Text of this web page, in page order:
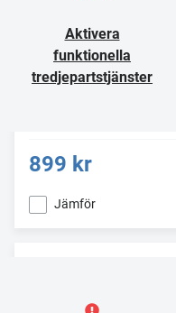
Aktivera
funktionella
tredjepartstjänster
899 kr
Jämför